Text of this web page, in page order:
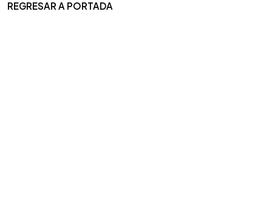
REGRESAR A PORTADA